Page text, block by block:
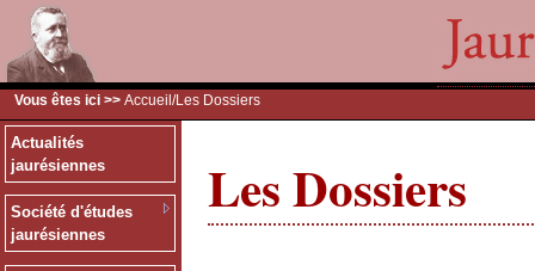
Vous êtes ici >> Accueil /Les Dossiers
Actualités
jaurésiennes
Société d'études
jaurésiennes
Les Dossiers